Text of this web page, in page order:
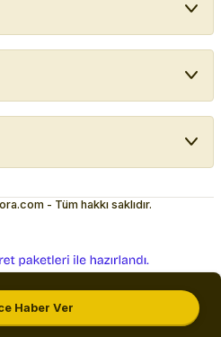
Haber Ver
- Tüm hakkı saklıdır.
e-
ticaret
hazırlandı.